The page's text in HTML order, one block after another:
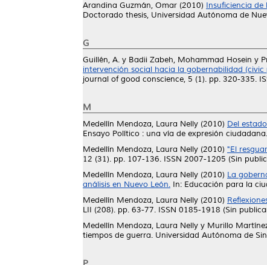
Arandina Guzmán, Omar (2010) Insuficiencia
Doctorado thesis, Universidad Autónoma de
G
Guillén, A. y Badii Zabeh, Mohammad Hosein y
intervención social hacia la gobernabilidad
journal of good conscience, 5 (1). pp. 320-335.
M
Medellín Mendoza, Laura Nelly (2010) Del
Ensayo Político : una vía de expresión
Medellín Mendoza, Laura Nelly (2010) "El
12 (31). pp. 107-136. ISSN 2007-1205 (Sin
Medellín Mendoza, Laura Nelly (2010) La
análisis en Nuevo León. In: Educación para la
Medellín Mendoza, Laura Nelly (2010)
LII (208). pp. 63-77. ISSN 0185-1918 (Sin
Medellín Mendoza, Laura Nelly y Murillo
tiempos de guerra. Universidad Autónoma de